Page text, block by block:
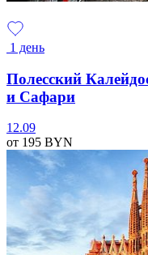
1 день
Полесский
и Сафари
12.09
от 195 BYN